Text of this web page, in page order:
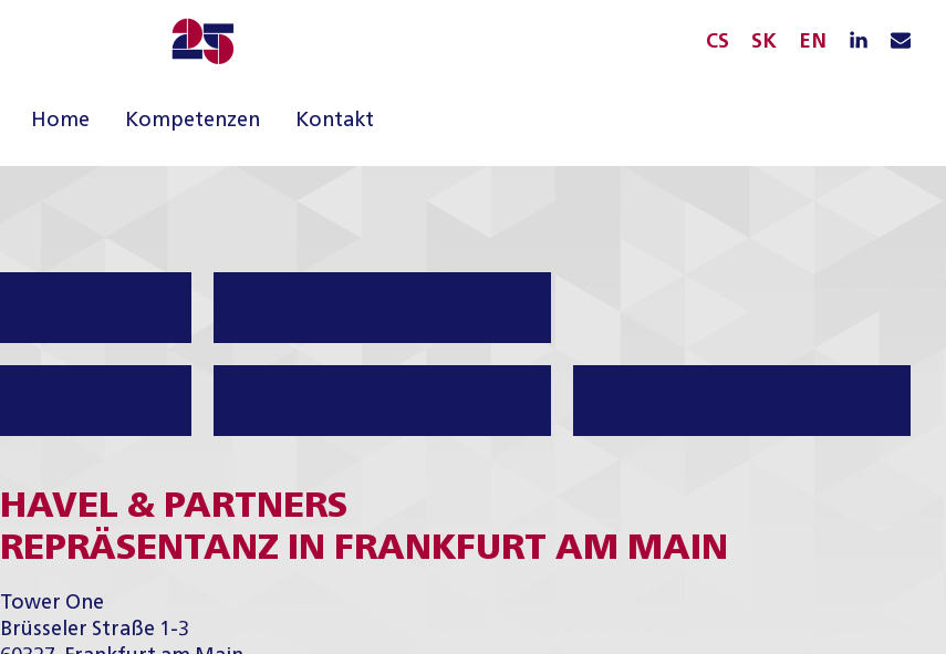
CS SK EN
Home Kompetenzen Kontakt
HAVEL & PARTNERS
REPRÄSENTANZ IN FRANKFURT AM MAIN
Tower One
Brüsseler Straße 1-3